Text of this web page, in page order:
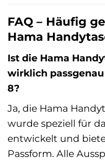
FAQ – Häufig
Hama
Ist die Hama
wirklich
8?
Ja, die Hama
wurde speziell für
entwickelt und
Passform. Alle